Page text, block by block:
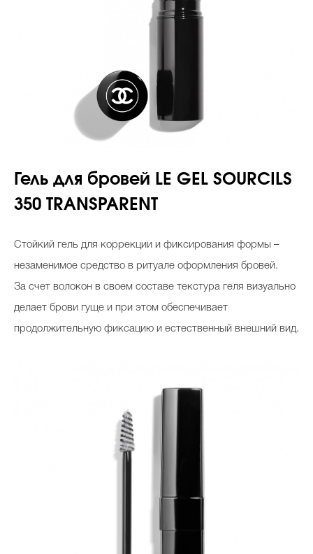
Гель для бровей LE GEL SOURCILS
350 TRANSPARENT
Стойкий гель для коррекции и фиксирования формы –
незаменимое средство в ритуале оформления бровей.
За счет волокон в своем составе текстура геля визуально
делает брови гуще и при этом обеспечивает
продолжительную фиксацию и естественный внешний вид.